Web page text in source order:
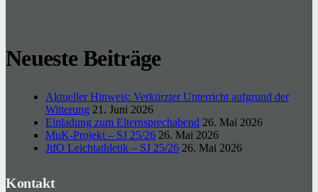
Neueste Beiträge
Aktueller Hinweis: Verkürzter Unterricht aufgrund der
Witterung 21. Juni 2026
Einladung zum Elternsprechabend 26. Mai 2026
MuK-Projekt – SJ 25/26 26. Mai 2026
JtfO Leichtathletik – SJ 25/26 26. Mai 2026
Kontakt